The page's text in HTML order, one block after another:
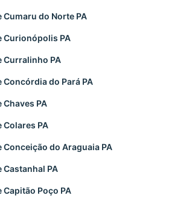
Cumaru do Norte PA
Curionópolis PA
Curralinho PA
Concórdia do Pará PA
Chaves PA
Colares PA
Conceição do Araguaia PA
Castanhal PA
Capitão Poço PA